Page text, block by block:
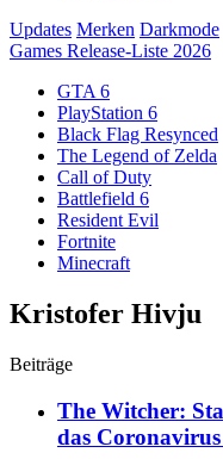
Updates Merken Darkmode
Games Release-Liste 2026
GTA 6
PlayStation 6
Black Flag Resynced
The Legend of Zelda
Call of Duty
Battlefield 6
Resident Evil
Fortnite
Minecraft
Kristofer Hivju
Beiträge
The Witcher:
das Coronavirus